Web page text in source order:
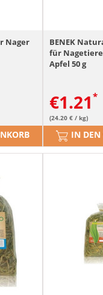
Nager
BENEK
für
Apfel 50 g
€1.21
(24.20 € / kg)
IN DEN